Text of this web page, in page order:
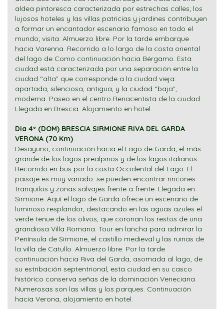
aldea pintoresca caracterizada por estrechas calles; los
lujosos hoteles y las villas patricias y jardines contribuyen
a formar un encantador escenario famoso en todo el
mundo; visita. Almuerzo libre. Por la tarde embarque
hacia Varenna. Recorrido a lo largo de la costa oriental
del lago de Como continuación hacia Bérgamo. Esta
ciudad está caracterizada por una separación entre la
ciudad “alta” que corresponde a la ciudad vieja:
apartada, silenciosa, antigua, y la ciudad “baja”,
moderna. Paseo en el centro Renacentista de la ciudad.
Llegada en Brescia. Alojamiento en hotel.
Dia 4º (DOM) BRESCIA SIRMIONE RIVA DEL GARDA
VERONA (70 Km)
Desayuno, continuación hacia el Lago de Garda, el más
grande de los lagos prealpinos y de los lagos italianos.
Recorrido en bus por la costa Occidental del Lago. El
paisaje es muy variado: se pueden encontrar rincones
tranquilos y zonas salvajes frente a frente. Llegada en
Sirmione. Aquí el lago de Garda ofrece un escenario de
luminoso resplandor, destacando en las aguas azules el
verde tenue de los olivos, que coronan los restos de una
grandiosa Villa Romana. Tour en lancha para admirar la
Península de Sirmione, el castillo medieval y las ruinas de
la villa de Catullo. Almuerzo libre. Por la tarde
continuación hacia Riva del Garda, asomada al lago, de
su estribación septentrional, esta ciudad en su casco
histórico conserva señas de la dominación Veneciana.
Numerosas son las villas y los parques. Continuación
hacia Verona, alojamiento en hotel.